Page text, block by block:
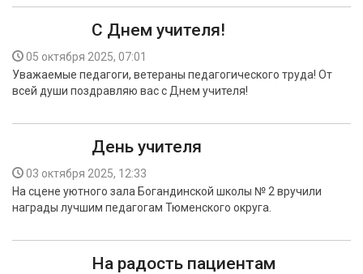
С Днем учителя!
05 октября 2025, 07:01
Уважаемые педагоги, ветераны педагогического труда! От
всей души поздравляю вас с Днем учителя!
День учителя
03 октября 2025, 12:33
На сцене уютного зала Богандинской школы № 2 вручили
награды лучшим педагогам Тюменского округа.
На радость пациентам